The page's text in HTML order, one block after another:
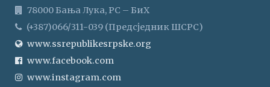
78000 Бања Лука, РС – БиХ
(+387)066/311-039 (Предсједник ШСРС)
www.ssrepublikesrpske.org
www.facebook.com
www.instagram.com